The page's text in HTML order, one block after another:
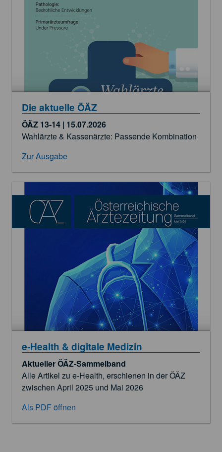
Die aktuelle ÖÄZ
ÖÄZ 13-14 | 15.07.2026
Wahlärzte & Kassenärzte: Passende Kombination
Zur Ausgabe
e‑Health & digitale Medizin
Aktueller ÖÄZ-Sammelband
Alle Artikel zu e‑Health, erschienen in der ÖÄZ
zwischen April 2025 und Mai 2026
Als PDF öffnen